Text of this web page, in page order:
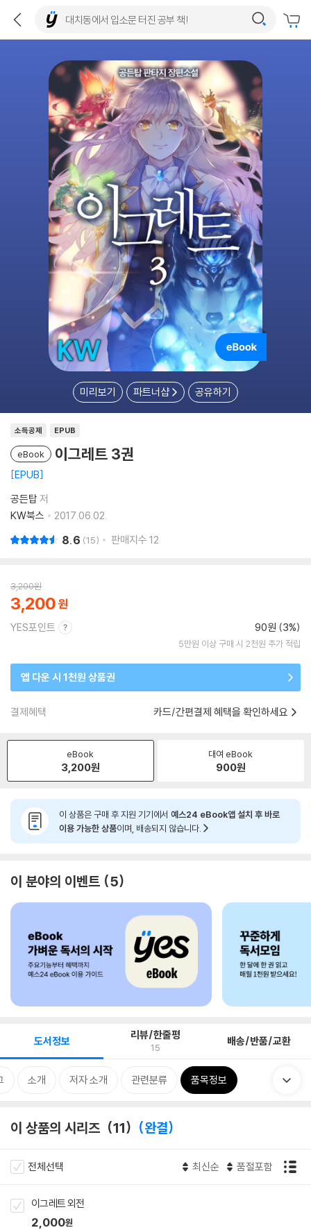
미리보기 파트너샵 공유하기
소득공제 EPUB
eBook 이그레트 3권
EPUB
공든탑 저
KW북스
2017.06.02.
8.6 15 판매지수 12
3,200원
3,200
YES포인트 90원 (3%)
5만원 이상 구매 시 2천원 추가 적립
앱 다운 시 1천원 상품권
결제혜택 카드/간편결제 혜택을 확인하세요
eBook
3,200원
대여 eBook
900원
이 상품은 구매 후 지원 기기에서 예스24 eBook앱 설치 후 바로
이용 가능한 상품이며, 배송되지 않습니다.
이 분야의 이벤트 5
도서정보 리뷰/한줄평
15 배송/반품/교환
소개 저자 소개 관련분류 품목정보
이 상품의 시리즈 11 완결
전체선택 최신순 품절포함
이그레트 외전
2,000원